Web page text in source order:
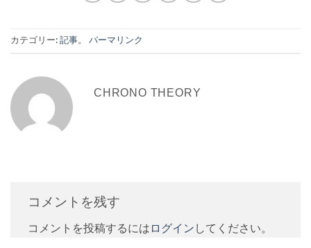
カテゴリー:記事。 パーマリンク
CHRONO THEORY
コメントを残す
コメントを投稿するにはログインしてください。